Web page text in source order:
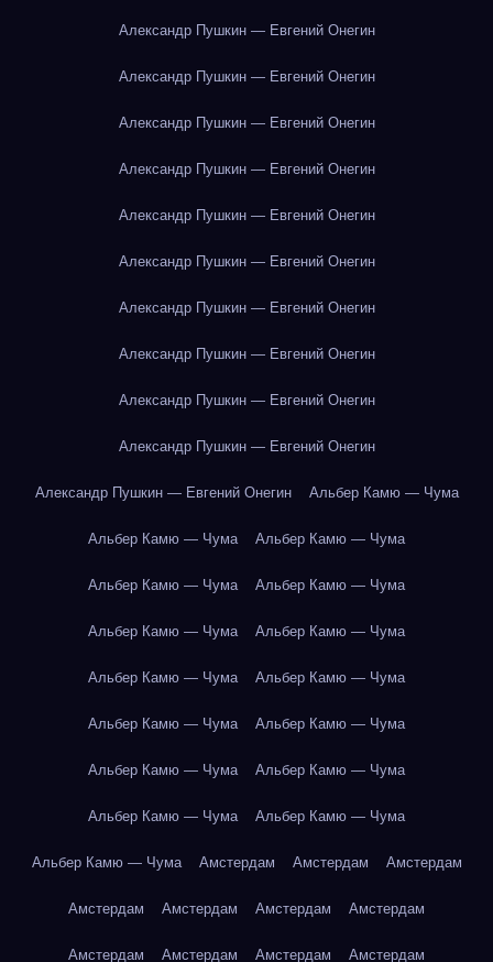
Александр Пушкин — Евгений Онегин
Александр Пушкин — Евгений Онегин
Александр Пушкин — Евгений Онегин
Александр Пушкин — Евгений Онегин
Александр Пушкин — Евгений Онегин
Александр Пушкин — Евгений Онегин
Александр Пушкин — Евгений Онегин
Александр Пушкин — Евгений Онегин
Александр Пушкин — Евгений Онегин
Александр Пушкин — Евгений Онегин
Александр Пушкин — Евгений Онегин Альбер Камю — Чума
Альбер Камю — Чума Альбер Камю — Чума
Альбер Камю — Чума Альбер Камю — Чума
Альбер Камю — Чума Альбер Камю — Чума
Альбер Камю — Чума Альбер Камю — Чума
Альбер Камю — Чума Альбер Камю — Чума
Альбер Камю — Чума Альбер Камю — Чума
Альбер Камю — Чума Альбер Камю — Чума
Альбер Камю — Чума Амстердам Амстердам Амстердам
Амстердам Амстердам Амстердам Амстердам
Амстердам Амстердам Амстердам Амстердам